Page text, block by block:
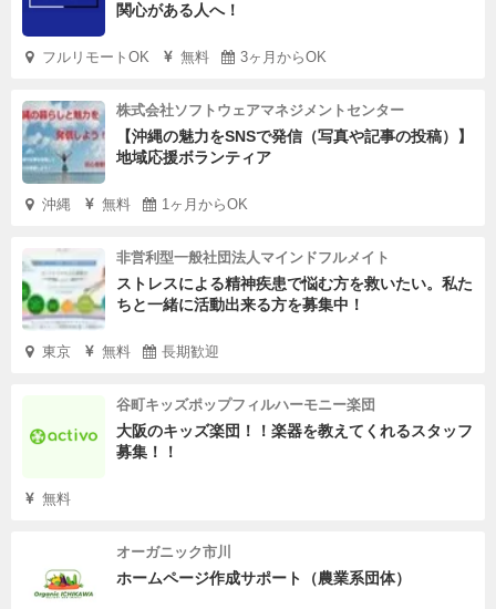
関心がある人へ！
フルリモートOK 無料 3ヶ月からOK
株式会社ソフトウェアマネジメントセンター
【沖縄の魅力をSNSで発信（写真や記事の投稿）】
地域応援ボランティア
沖縄 無料 1ヶ月からOK
非営利型一般社団法人マインドフルメイト
ストレスによる精神疾患で悩む方を救いたい。私た
ちと一緒に活動出来る方を募集中！
東京 無料 長期歓迎
谷町キッズポップフィルハーモニー楽団
大阪のキッズ楽団！！楽器を教えてくれるスタッフ
募集！！
無料
オーガニック市川
ホームページ作成サポート（農業系団体）